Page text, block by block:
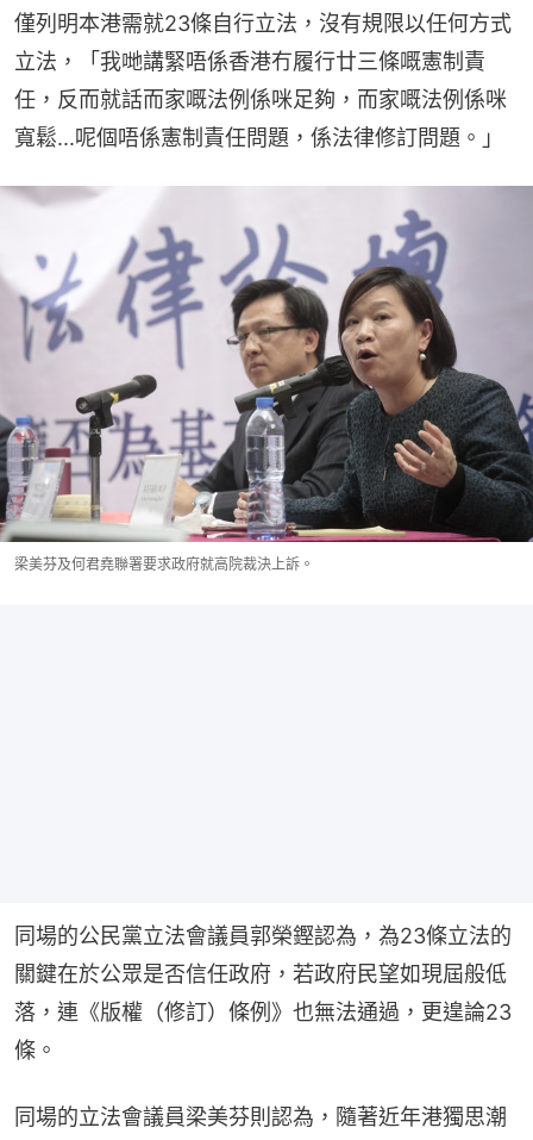
僅列明本港需就23條自行立法，沒有規限以任何方式
立法，「我哋講緊唔係香港冇履行廿三條嘅憲制責
任，反而就話而家嘅法例係咪足夠，而家嘅法例係咪
寬鬆...呢個唔係憲制責任問題，係法律修訂問題。」
梁美芬及何君堯聯署要求政府就高院裁決上訴。
同場的公民黨立法會議員郭榮鏗認為，為23條立法的
關鍵在於公眾是否信任政府，若政府民望如現屆般低
落，連《版權（修訂）條例》也無法通過，更遑論23
條。
同場的立法會議員梁美芬則認為，隨著近年港獨思潮